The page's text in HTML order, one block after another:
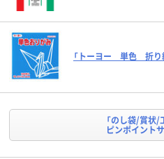
「トーヨー 単色 折り
「のし袋/賞状/
ピンポイント